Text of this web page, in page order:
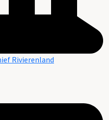
Rivierenland